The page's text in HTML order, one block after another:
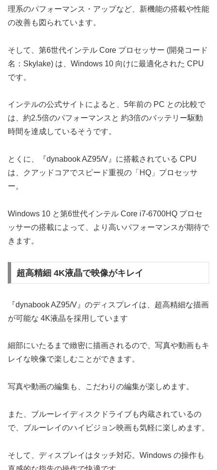
理系のパフォーマンス・アップなど、新機能の搭載や性能
の改善も図られています。
そして、第6世代インテル Core プロセッサー (開発コード
名：Skylake) は、Windows 10 向けに最適化された CPU
です。
インテルの公式サイトによると、5年前の PC との比較で
は、約2.5倍のパフォーマンスと 約3倍のバッテリー駆動
時間を達成しているそうです。
とくに、『dynabook AZ95/V』に搭載されている CPU
は、クアッドコアでスピード重視の「HQ」プロセッサ
ー。
Windows 10 と第6世代インテル Core i7-6700HQ プロセ
ッサーの搭載によって、より高いパフォーマンスが期待で
きます。
超高精細 4K液晶で映像がキレイ
『dynabook AZ95/V』のディスプレイは、超高精細な描画
が可能な 4K液晶を採用しています
細部にいたるまで緻密に描画されるので、写真や動画もキ
レイな映像で楽しむことができます。
写真や動画の編集も、こだわりの編集が楽しめます。
また、ブルーレイディスクドライブも内蔵されているの
で、ブルーレイのハイビジョン映画も気軽に楽しめます。
そして、ディスプレイはタッチ対応。Windows の操作も